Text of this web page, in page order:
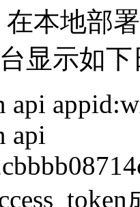
在本地部
显示如
api